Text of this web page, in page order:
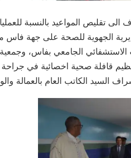
الى تقليص المواعيد بالنسبة
الجهوية للصحة على جهة فاس
الاستشفائي الجامعي بفاس،
قافلة صحية اخصائية في